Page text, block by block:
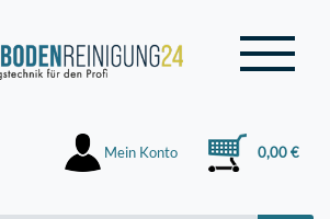
Mein Konto 0,00 €